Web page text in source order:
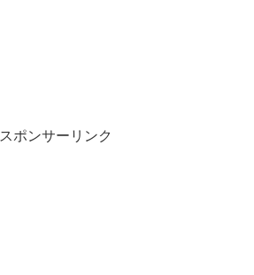
スポンサーリンク